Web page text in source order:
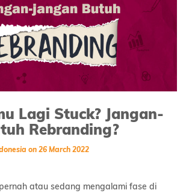
Lagi Stuck? Jangan-
Rebranding?
on 26 March 2022
atau sedang mengalami fase di